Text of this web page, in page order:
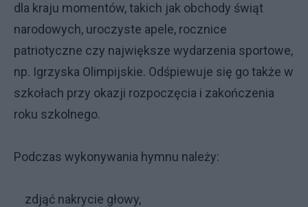
dla kraju momentów, takich jak obchody świąt
narodowych, uroczyste apele, rocznice
patriotyczne czy największe wydarzenia sportowe,
np. Igrzyska Olimpijskie. Odśpiewuje się go także w
szkołach przy okazji rozpoczęcia i zakończenia
roku szkolnego.
Podczas wykonywania hymnu należy:
zdjąć nakrycie głowy,